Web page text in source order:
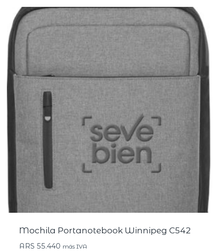
Mochila Portanotebook Winnipeg C542
ARS 55.440 más IVA